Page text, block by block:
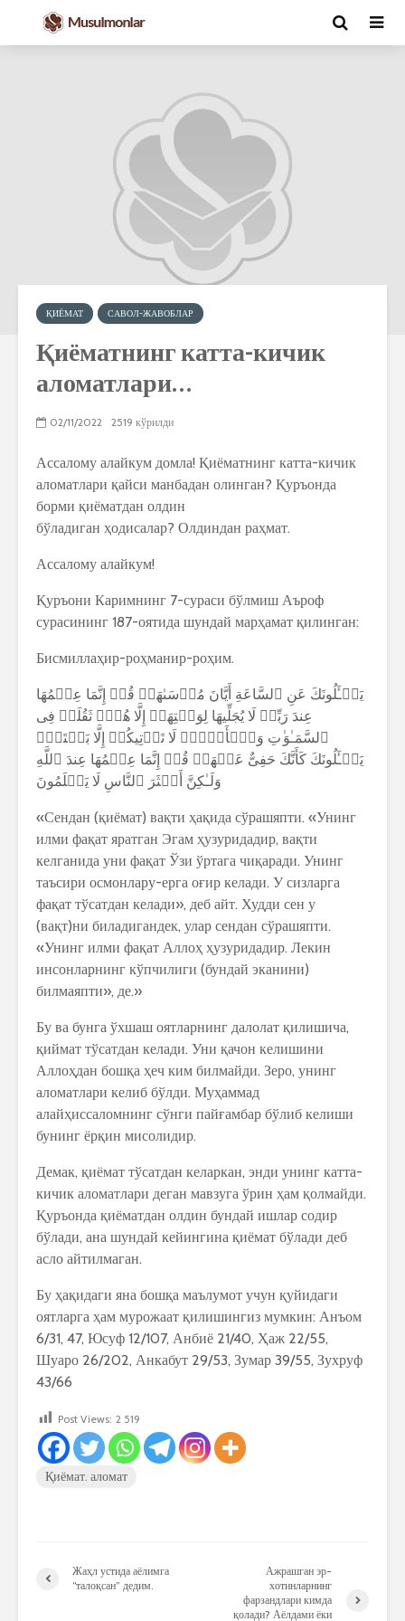
ҚИЁМАТ САВОЛ-ЖАВОБЛАР
Қиёматнинг катта-кичик
аломатлари…
02/11/2022 2519 кўрилди
Ассалому алайкум домла! Қиёматнинг катта-кичик
аломатлари қайси манбадан олинган? Қуръонда
борми қиёматдан олдин
бўладиган ҳодисалар? Олдиндан раҳмат.
Ассалому алайкум!
Қуръони Каримнинг 7-сураси бўлмиш Аъроф
сурасининг 187-оятида шундай марҳамат қилинган:
Бисмиллаҳир-роҳманир-роҳим.
یَسۡـَٔلُونَكَ عَنِ ٱلسَّاعَةِ أَیَّانَ مُرۡسَىٰهَاۖ قُلۡ إِنَّمَا عِلۡمُهَا
عِندَ رَبِّیۖ لَا یُجَلِّیهَا لِوَقۡتِهَاۤ إِلَّا هُوَۚ ثَقُلَتۡ فِی
ٱلسَّمَـٰوَ ٰ⁠تِ وَٱلۡأَرۡضِۚ لَا تَأۡتِیكُمۡ إِلَّا بَغۡتَةࣰۗ
یَسۡـَٔلُونَكَ كَأَنَّكَ حَفِیٌّ عَنۡهَاۖ قُلۡ إِنَّمَا عِلۡمُهَا عِندَ ٱللَّهِ
وَلَـٰكِنَّ أَكۡثَرَ ٱلنَّاسِ لَا یَعۡلَمُونَ
«Сендан (қиёмат) вақти ҳақида сўрашяпти. «Унинг
илми фақат яратган Эгам ҳузуридадир, вақти
келганида уни фақат Ўзи ўртага чиқаради. Унинг
таъсири осмонлару-ерга оғир келади. У сизларга
фақат тўсатдан келади», деб айт. Худди сен у
(вақт)ни биладигандек, улар сендан сўрашяпти.
«Унинг илми фақат Аллоҳ ҳузуридадир. Лекин
инсонларнинг кўпчилиги (бундай эканини)
билмаяпти», де.»
Бу ва бунга ўхшаш оятларнинг далолат қилишича,
қиймат тўсатдан келади. Уни қачон келишини
Аллоҳдан бошқа ҳеч ким билмайди. Зеро, унинг
аломатлари келиб бўлди. Муҳаммад
алайҳиссаломнинг сўнги пайғамбар бўлиб келиши
бунинг ёрқин мисолидир.
Демак, қиёмат тўсатдан келаркан, энди унинг катта-
кичик аломатлари деган мавзуга ўрин ҳам қолмайди.
Қуръонда қиёматдан олдин бундай ишлар содир
бўлади, ана шундай кейингина қиёмат бўлади деб
асло айтилмаган.
Бу ҳақидаги яна бошқа маълумот учун қуйидаги
оятларга ҳам мурожаат қилишингиз мумкин: Анъом
6/31, 47, Юсуф 12/107, Анбиё 21/40, Ҳаж 22/55,
Шуаро 26/202, Анкабут 29/53, Зумар 39/55, Зухруф
43/66
Post Views: 2 519
Қиёмат. аломат
Жаҳл устида аёлимга
“талоқсан” дедим.
Ажрашган эр-
хотинларнинг
фарзандлари кимда
қолади? Аёлдами ёки